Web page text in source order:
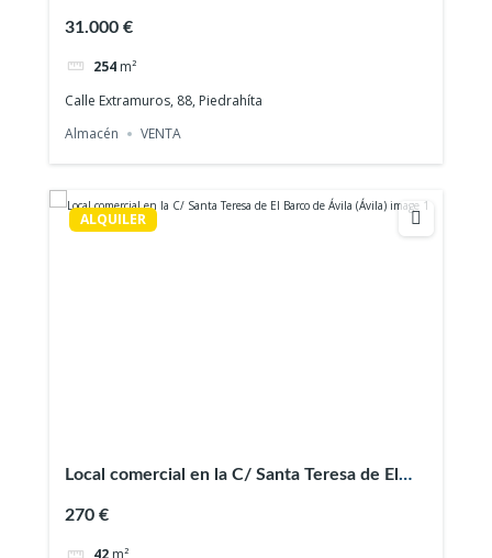
31.000 €
254 m²
Calle Extramuros, 88, Piedrahíta
Almacén
VENTA
ALQUILER
Local comercial en la C/ Santa Teresa de El
270 €